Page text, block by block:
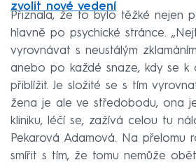
zvolit nové vedení
Přiznala, že to bylo těžké nejen
hlavně po psychické stránce.
vyrovnávat s neustálým
anebo po každé snaze, kdy se k
přiblížit. Je složité se s tím
žena je ale ve středobodu, ona
kliniku, léčí se, zažívá celou tu
Pekarová Adamová. Na přelomu
smířit s tím, že tomu nemůže